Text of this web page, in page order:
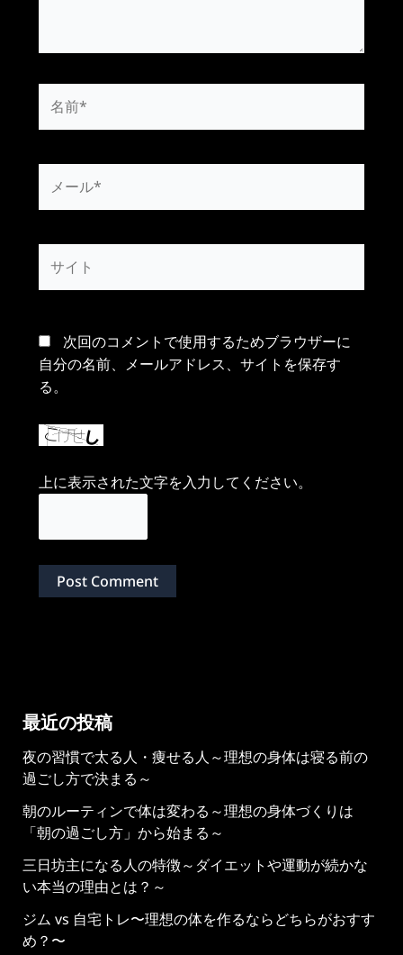
前
*
次回のコメントで使用するためブラウザーに
自分の名前、メールアドレス、サイトを保存す
る。
上に表示された文字を入力してください。
最近の投稿
夜の習慣で太る人・痩せる人～理想の身体は寝る前の
過ごし方で決まる～
朝のルーティンで体は変わる～理想の身体づくりは
「朝の過ごし方」から始まる～
三日坊主になる人の特徴～ダイエットや運動が続かな
い本当の理由とは？～
ジム vs 自宅トレ〜理想の体を作るならどちらがおすす
め？〜